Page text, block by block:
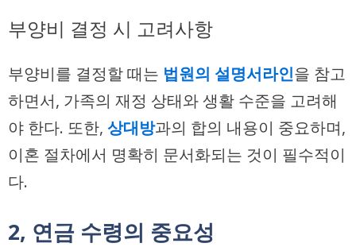
부양비 결정 시 고려사항
부양비를 결정할 때는 법원의 설명서라인을 참고
하면서, 가족의 재정 상태와 생활 수준을 고려해
야 한다. 또한, 상대방과의 합의 내용이 중요하며,
이혼 절차에서 명확히 문서화되는 것이 필수적이
다.
2, 연금 수령의 중요성